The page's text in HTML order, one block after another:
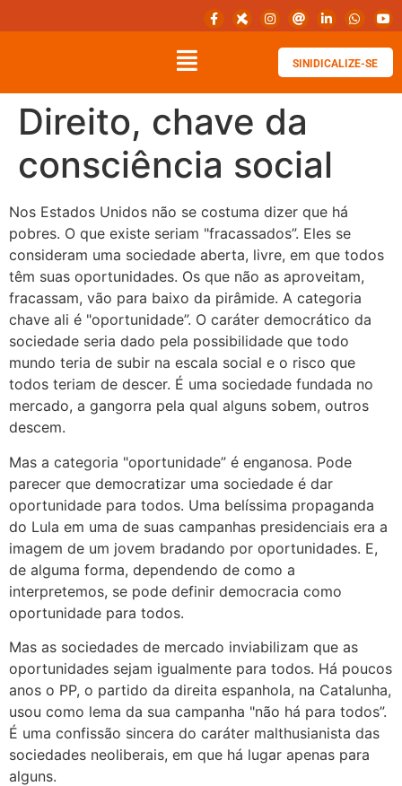
SINIDICALIZE-SE
Direito, chave da
consciência social
Nos Estados Unidos não se costuma dizer que há
pobres. O que existe seriam "fracassados”. Eles se
consideram uma sociedade aberta, livre, em que todos
têm suas oportunidades. Os que não as aproveitam,
fracassam, vão para baixo da pirâmide. A categoria
chave ali é "oportunidade”. O caráter democrático da
sociedade seria dado pela possibilidade que todo
mundo teria de subir na escala social e o risco que
todos teriam de descer. É uma sociedade fundada no
mercado, a gangorra pela qual alguns sobem, outros
descem.
Mas a categoria "oportunidade” é enganosa. Pode
parecer que democratizar uma sociedade é dar
oportunidade para todos. Uma belíssima propaganda
do Lula em uma de suas campanhas presidenciais era a
imagem de um jovem bradando por oportunidades. E,
de alguma forma, dependendo de como a
interpretemos, se pode definir democracia como
oportunidade para todos.
Mas as sociedades de mercado inviabilizam que as
oportunidades sejam igualmente para todos. Há poucos
anos o PP, o partido da direita espanhola, na Catalunha,
usou como lema da sua campanha "não há para todos”.
É uma confissão sincera do caráter malthusianista das
sociedades neoliberais, em que há lugar apenas para
alguns.